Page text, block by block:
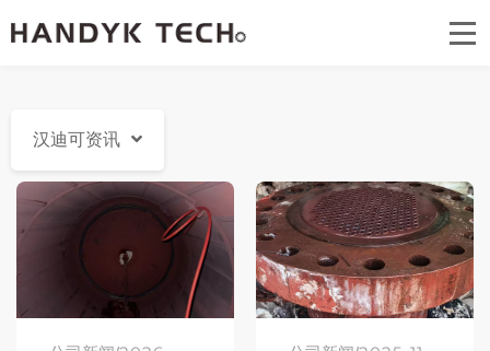
首页
汉迪可资讯
汉迪可公益
汉迪可资讯